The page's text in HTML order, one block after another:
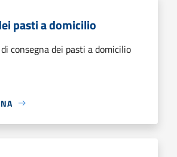
pasti a domicilio
consegna dei pasti a domicilio